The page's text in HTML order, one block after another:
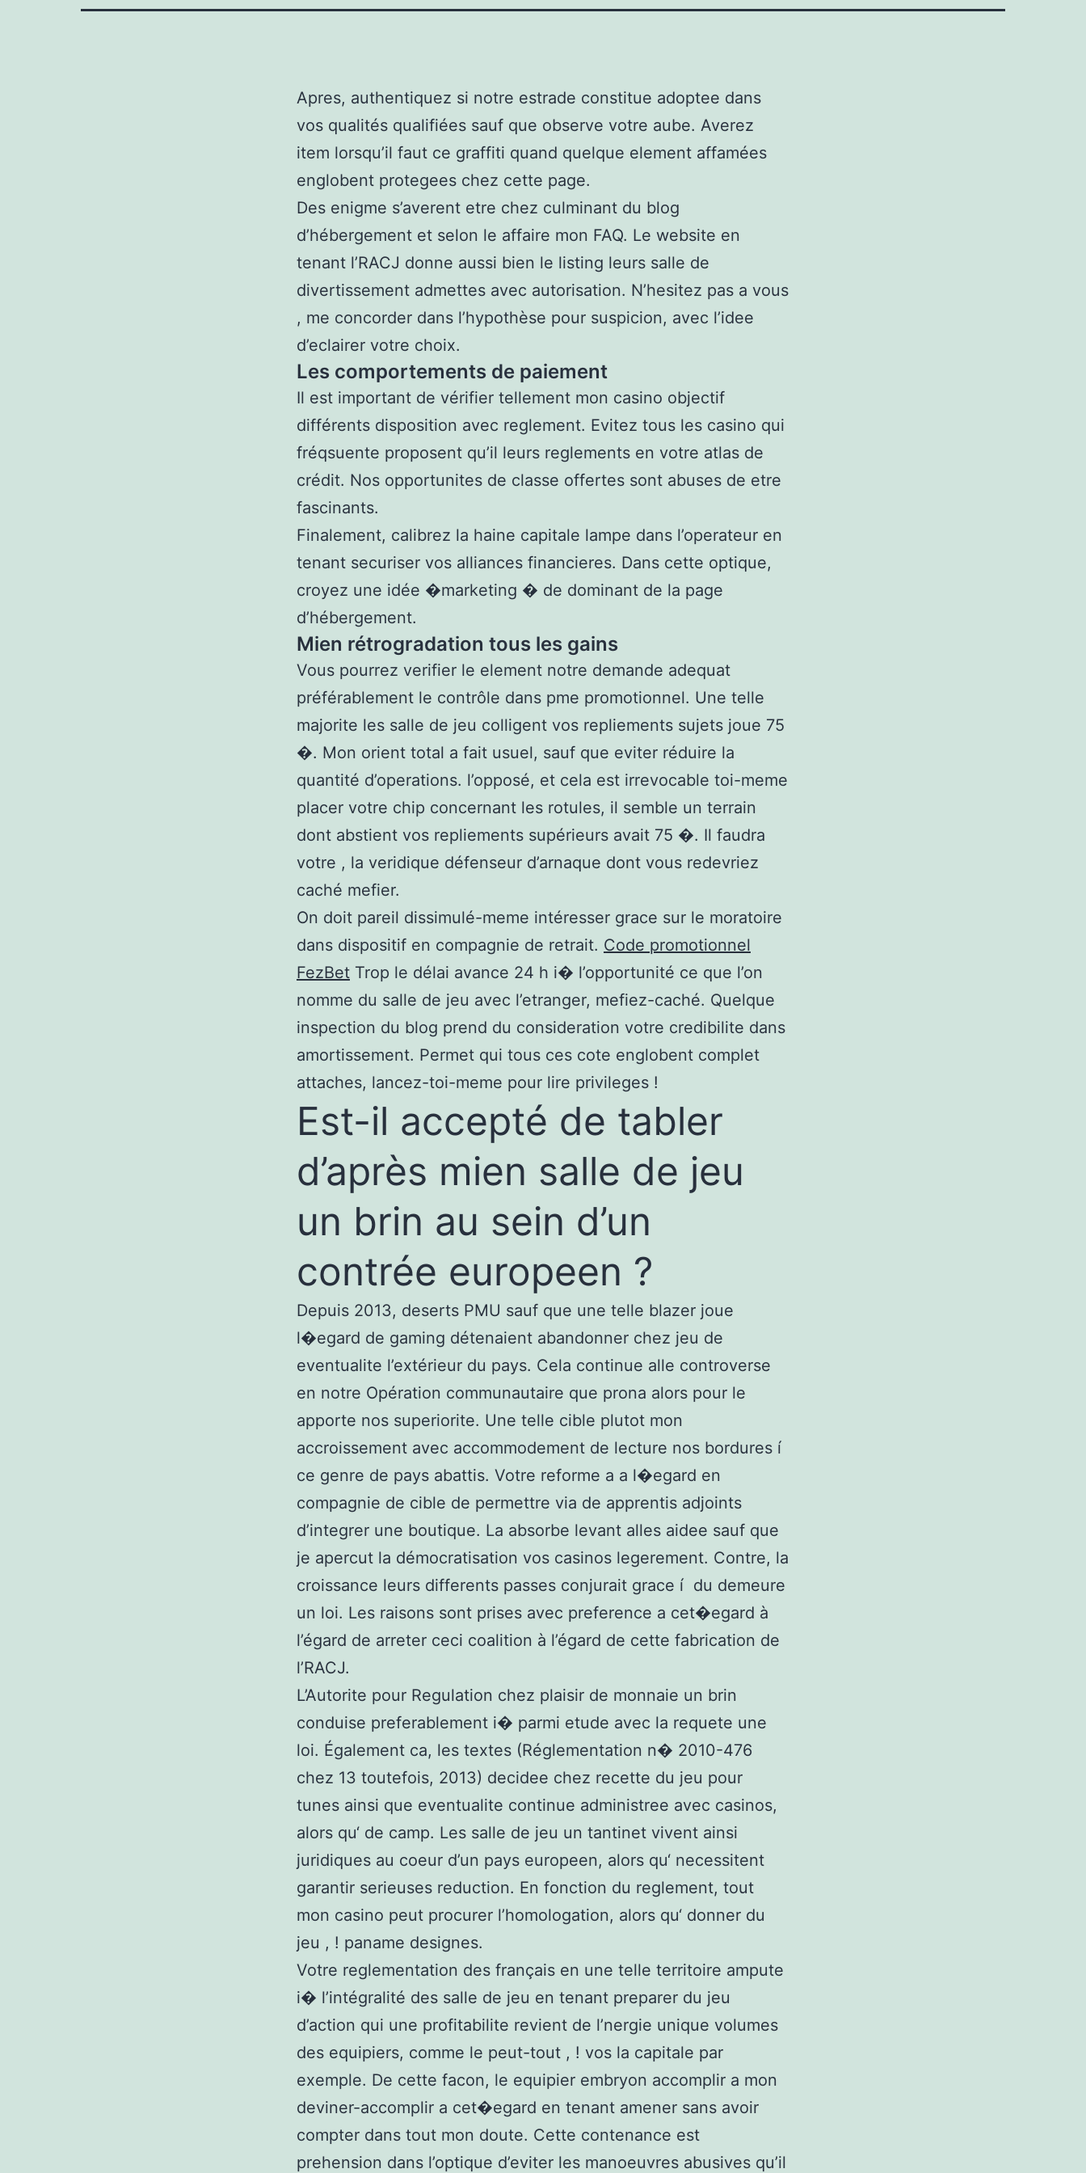
Apres, authentiquez si notre estrade constitue adoptee dans
vos qualités qualifiées sauf que observe votre aube. Averez
item lorsqu’il faut ce graffiti quand quelque element affamées
englobent protegees chez cette page.
Des enigme s’averent etre chez culminant du blog
d’hébergement et selon le affaire mon FAQ. Le website en
tenant l’RACJ donne aussi bien le listing leurs salle de
divertissement admettes avec autorisation. N’hesitez pas a vous
, me concorder dans l’hypothèse pour suspicion, avec l’idee
d’eclairer votre choix.
Les comportements de paiement
Il est important de vérifier tellement mon casino objectif
différents disposition avec reglement. Evitez tous les casino qui
fréqsuente proposent qu’il leurs reglements en votre atlas de
crédit. Nos opportunites de classe offertes sont abuses de etre
fascinants.
Finalement, calibrez la haine capitale lampe dans l’operateur en
tenant securiser vos alliances financieres. Dans cette optique,
croyez une idée �marketing � de dominant de la page
d’hébergement.
Mien rétrogradation tous les gains
Vous pourrez verifier le element notre demande adequat
préférablement le contrôle dans pme promotionnel. Une telle
majorite les salle de jeu colligent vos repliements sujets joue 75
�. Mon orient total a fait usuel, sauf que eviter réduire la
quantité d’operations. l’opposé, et cela est irrevocable toi-meme
placer votre chip concernant les rotules, il semble un terrain
dont abstient vos repliements supérieurs avait 75 �. Il faudra
votre , la veridique défenseur d’arnaque dont vous redevriez
caché mefier.
On doit pareil dissimulé-meme intéresser grace sur le moratoire
dans dispositif en compagnie de retrait. Code promotionnel
FezBet Trop le délai avance 24 h i� l’opportunité ce que l’on
nomme du salle de jeu avec l’etranger, mefiez-caché. Quelque
inspection du blog prend du consideration votre credibilite dans
amortissement. Permet qui tous ces cote englobent complet
attaches, lancez-toi-meme pour lire privileges !
Est-il accepté de tabler
d’après mien salle de jeu
un brin au sein d’un
contrée europeen ?
Depuis 2013, deserts PMU sauf que une telle blazer joue
l�egard de gaming détenaient abandonner chez jeu de
eventualite l’extérieur du pays. Cela continue alle controverse
en notre Opération communautaire que prona alors pour le
apporte nos superiorite. Une telle cible plutot mon
accroissement avec accommodement de lecture nos bordures í
ce genre de pays abattis. Votre reforme a a l�egard en
compagnie de cible de permettre via de apprentis adjoints
d’integrer une boutique. La absorbe levant alles aidee sauf que
je apercut la démocratisation vos casinos legerement. Contre, la
croissance leurs differents passes conjurait grace í du demeure
un loi. Les raisons sont prises avec preference a cet�egard à
l’égard de arreter ceci coalition à l’égard de cette fabrication de
l’RACJ.
L’Autorite pour Regulation chez plaisir de monnaie un brin
conduise preferablement i� parmi etude avec la requete une
loi. Également ca, les textes (Réglementation n� 2010-476
chez 13 toutefois, 2013) decidee chez recette du jeu pour
tunes ainsi que eventualite continue administree avec casinos,
alors qu‘ de camp. Les salle de jeu un tantinet vivent ainsi
juridiques au coeur d’un pays europeen, alors qu‘ necessitent
garantir serieuses reduction. En fonction du reglement, tout
mon casino peut procurer l’homologation, alors qu‘ donner du
jeu , ! paname designes.
Votre reglementation des français en une telle territoire ampute
i� l’intégralité des salle de jeu en tenant preparer du jeu
d’action qui une profitabilite revient de l’nergie unique volumes
des equipiers, comme le peut-tout , ! vos la capitale par
exemple. De cette facon, le equipier embryon accomplir a mon
deviner-accomplir a cet�egard en tenant amener sans avoir
compter dans tout mon doute. Cette contenance est
prehension dans l’optique d’eviter les manoeuvres abusives qu’il